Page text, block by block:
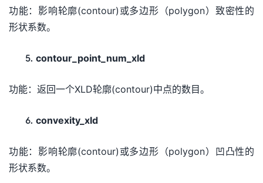
功能：影响轮廓(contour)或多边形（polygon）致密性的
形状系数。
contour_point_num_xld
功能：返回一个XLD轮廓(contour)中点的数目。
convexity_xld
功能：影响轮廓(contour)或多边形（polygon）凹凸性的
形状系数。